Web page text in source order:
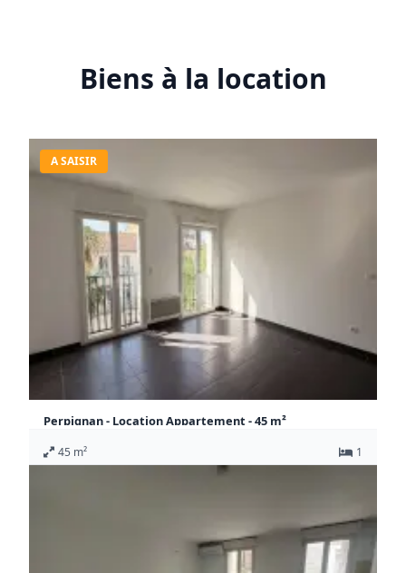
Biens à la location
A SAISIR
Perpignan - Location Appartement - 45 m²
CC / Mois
Appartement Perpignan
45 m² 1